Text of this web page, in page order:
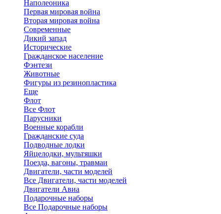
Наполеоника
Первая мировая война
Вторая мировая война
Современные
Дикий запад
Исторические
Гражданское население
Фэнтези
Животные
Фигуры из резинопластика
Еще
Флот
Все Флот
Парусники
Военные корабли
Гражданские суда
Подводные лодки
Яйцелодки, мультяшки
Поезда, вагоны, травмаи
Двигатели, части моделей
Все Двигатели, части моделей
Двигатели Авиа
Подарочные наборы
Все Подарочные наборы